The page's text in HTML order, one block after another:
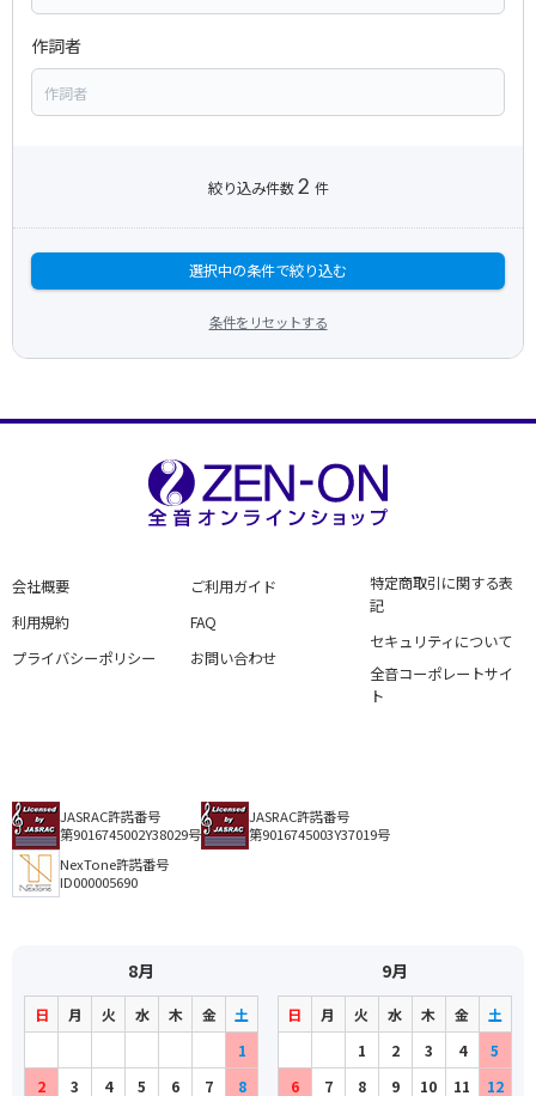
作詞者
絞り込み件数 2 件
選択中の条件で絞り込む
条件をリセットする
会社概要
利用規約
プライバシーポリシー
ご利用ガイド
FAQ
お問い合わせ
特定商取引に関する表
記
セキュリティについて
全音コーポレートサイ
ト
JASRAC許諾番号
第9016745002Y38029号
JASRAC許諾番号
第9016745003Y37019号
NexTone許諾番号
ID000005690
8月
日 月 火 水 木 金
土
1
2
3 4 5 6 7 8
9月
日 月 火 水 木 金
土
1
2 3 4
5
6
7 8 9 10 11 12